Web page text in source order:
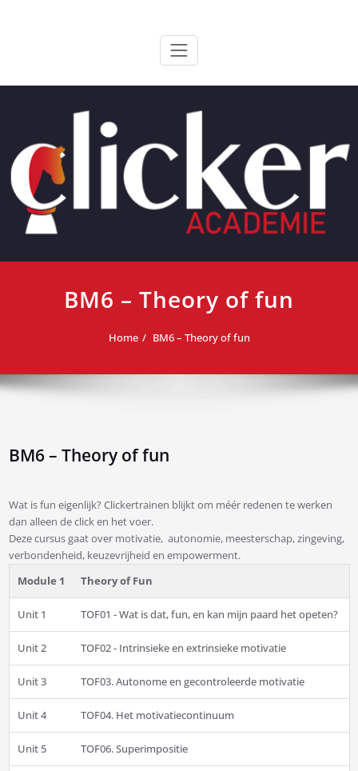
ClickerAcademie
BM6 – Theory of fun
Home BM6 – Theory of fun
BM6 – Theory of fun
Wat is fun eigenlijk? Clickertrainen blijkt om méér redenen te werken
dan alleen de click en het voer.
Deze cursus gaat over motivatie, autonomie, meesterschap, zingeving,
verbondenheid, keuzevrijheid en empowerment.
Module 1
Theory of Fun
Unit 1 TOF01 - Wat is dat, fun, en kan mijn paard het opeten?
Unit 2 TOF02 - Intrinsieke en extrinsieke motivatie
Unit 3 TOF03. Autonome en gecontroleerde motivatie
Unit 4 TOF04. Het motivatiecontinuum
Unit 5 TOF06. Superimpositie